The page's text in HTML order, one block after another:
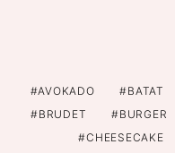
AVOKADO BATAT
BRUDET
BURGER
CHEESECAKE